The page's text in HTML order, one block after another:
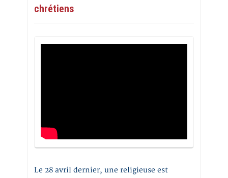
chrétiens
Le 28 avril dernier, une religieuse est